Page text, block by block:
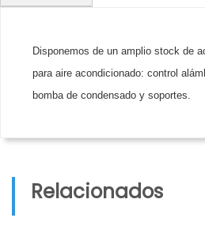
Disponemos de un amplio stock de
para aire acondicionado: control
bomba de condensado y soportes.
Relacionados